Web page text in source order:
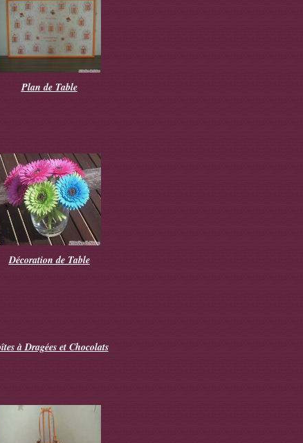
Plan de Table
Décoration de Table
à Dragées et Chocolats